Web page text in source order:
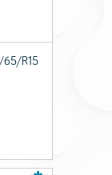
65/R15